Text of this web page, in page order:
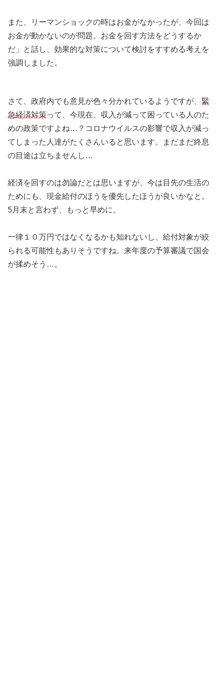
また、リーマンショックの時はお金がなかったが、今回は
お金が動かないのが問題。お金を回す方法をどうするか
だ」と話し、効果的な対策について検討をすすめる考えを
強調しました。
さて、政府内でも意見が色々分かれているようですが、 緊
急経済対策って、今現在、収入が減って困っている人のた
めの政策ですよね…？コロナウイルスの影響で収入が減っ
てしまった人達がたくさんいると思います。まだまだ終息
の目途は立ちませんし…
経済を回すのは勿論だとは思いますが、今は目先の生活の
ためにも、現金給付のほうを優先したほうが良いかなと。
5月末と言わず、もっと早めに。
一律１０万円ではなくなるかも知れないし、給付対象が絞
られる可能性もありそうですね。来年度の予算審議で国会
が揉めそう…。